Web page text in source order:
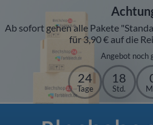
Ab sofort gehen alle Pakete
für 3,90 € auf die
Angebot noch
24
Tage
18
Std.